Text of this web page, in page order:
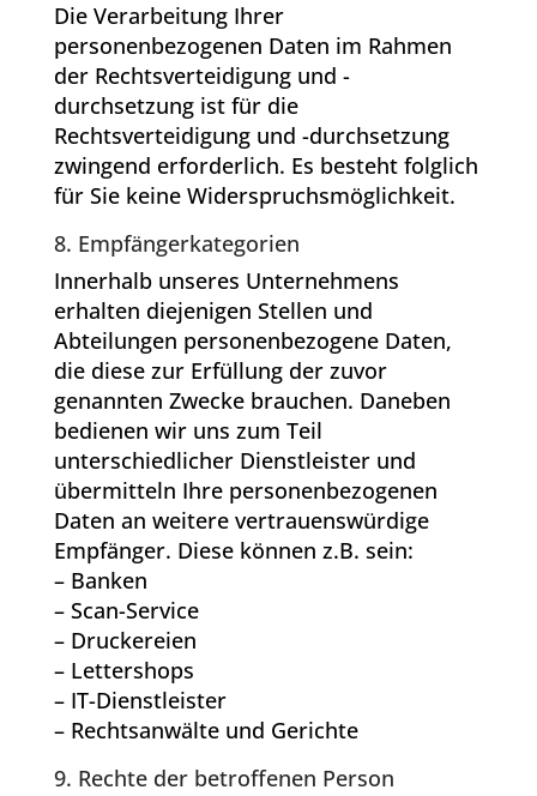
Die Verarbeitung Ihrer
personenbezogenen Daten im Rahmen
der Rechtsverteidigung und -
durchsetzung ist für die
Rechtsverteidigung und -durchsetzung
zwingend erforderlich. Es besteht folglich
für Sie keine Widerspruchsmöglichkeit.
8. Empfängerkategorien
Innerhalb unseres Unternehmens
erhalten diejenigen Stellen und
Abteilungen personenbezogene Daten,
die diese zur Erfüllung der zuvor
genannten Zwecke brauchen. Daneben
bedienen wir uns zum Teil
unterschiedlicher Dienstleister und
übermitteln Ihre personenbezogenen
Daten an weitere vertrauenswürdige
Empfänger. Diese können z.B. sein:
– Banken
– Scan-Service
– Druckereien
– Lettershops
– IT-Dienstleister
– Rechtsanwälte und Gerichte
9. Rechte der betroffenen Person